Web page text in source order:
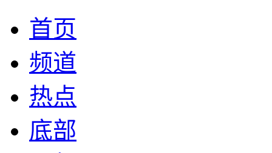
首页
频道
热点
底部